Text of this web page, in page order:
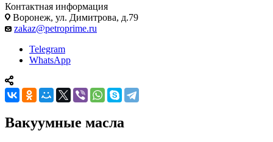
Контактная информация
Воронеж, ул. Димитрова, д.79
zakaz@petroprime.ru
Telegram
WhatsApp
Вакуумные масла